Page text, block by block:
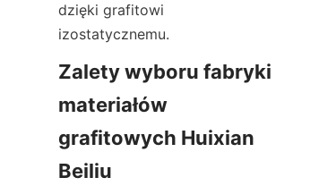
dzięki grafitowi
izostatycznemu.
Zalety wyboru fabryki
materiałów
grafitowych Huixian
Beiliu